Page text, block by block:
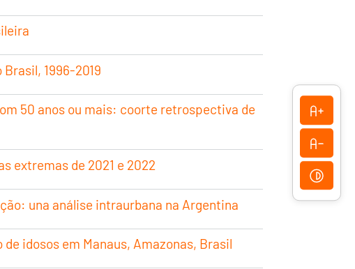
1996-2019
50 anos ou mais: coorte retrospectiva de
extremas de 2021 e 2022
una análise intraurbana na Argentina
idosos em Manaus, Amazonas, Brasil